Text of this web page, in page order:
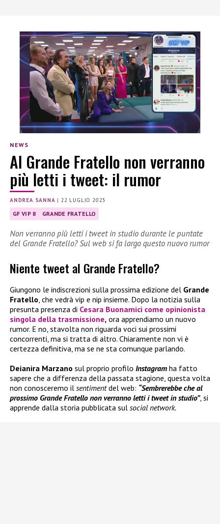
NEWS
Al Grande Fratello non verranno
più letti i tweet: il rumor
ANDREA SANNA |22 LUGLIO 2023
GF VIP 8 GRANDE FRATELLO
Non verranno più letti i tweet in studio durante le puntate
del Grande Fratello? Sul web si fa largo questo nuovo rumor
Niente tweet al Grande Fratello?
Giungono le indiscrezioni sulla prossima edizione del Grande
Fratello, che vedrà vip e nip insieme. Dopo la notizia sulla
presunta presenza di Cesara Buonamici come opinionista
singola della trasmissione, ora apprendiamo un nuovo
rumor. E no, stavolta non riguarda voci sui prossimi
concorrenti, ma si tratta di altro. Chiaramente non vi è
certezza definitiva, ma se ne sta comunque parlando.
Deianira Marzano sul proprio profilo Instagram ha fatto
sapere che a differenza della passata stagione, questa volta
non conosceremo il sentimentdel web: “Sembrerebbe che al
prossimo Grande Fratello non verranno letti i tweet in studio”, si
apprende dalla storia pubblicata sul social network.